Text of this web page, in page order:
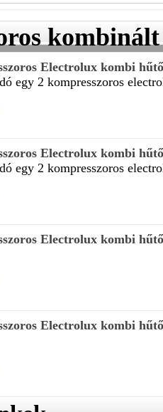
Electrolux kombi hűtő
egy 2 kompresszoros
Electrolux kombi hűtő
egy 2 kompresszoros
Electrolux kombi hűtő
Electrolux kombi hűtő